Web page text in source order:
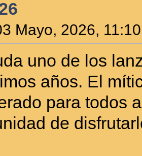
Mayo, 2026,
uno de los
años. El
para todos
de